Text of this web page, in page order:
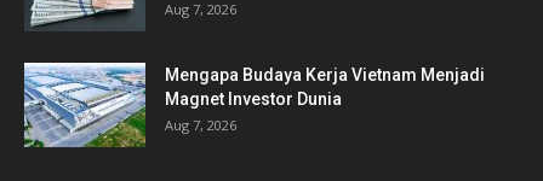
Aug 7, 2026
Mengapa Budaya Kerja Vietnam Menjadi
Magnet Investor Dunia
Aug 7, 2026